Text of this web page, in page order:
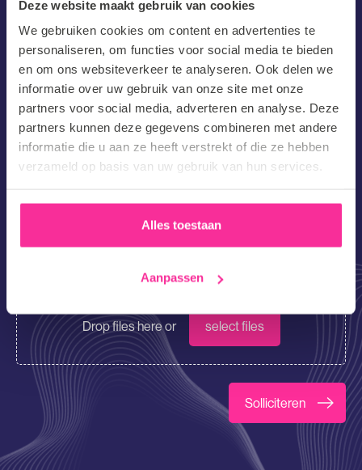
Deze website maakt gebruik van cookies
We gebruiken cookies om content en advertenties te
personaliseren, om functies voor social media te bieden
en om ons websiteverkeer te analyseren. Ook delen we
informatie over uw gebruik van onze site met onze
partners voor social media, adverteren en analyse. Deze
partners kunnen deze gegevens combineren met andere
informatie die u aan ze heeft verstrekt of die ze hebben
verzameld op basis van uw gebruik van hun services.
Alles toestaan
Aanpassen
Voornaam
Achternaam
(Vereist)
E-
mailadres
Telefoonnummer
Hoe ben je op onze website terechtgekomen?
Drop files here or
select files